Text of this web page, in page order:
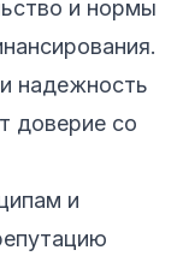
и нормы
надежность
доверие со
и